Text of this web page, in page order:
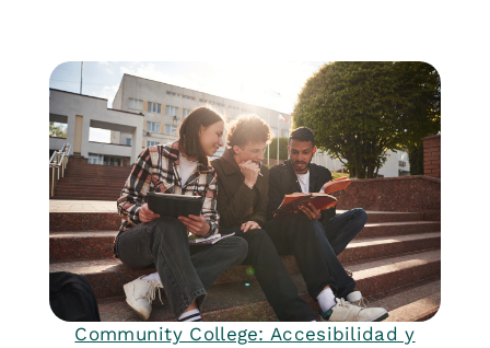
Community College: Accesibilidad y